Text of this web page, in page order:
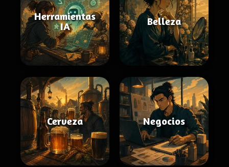
Herramientas
IA
Belleza
Cerveza Negocios